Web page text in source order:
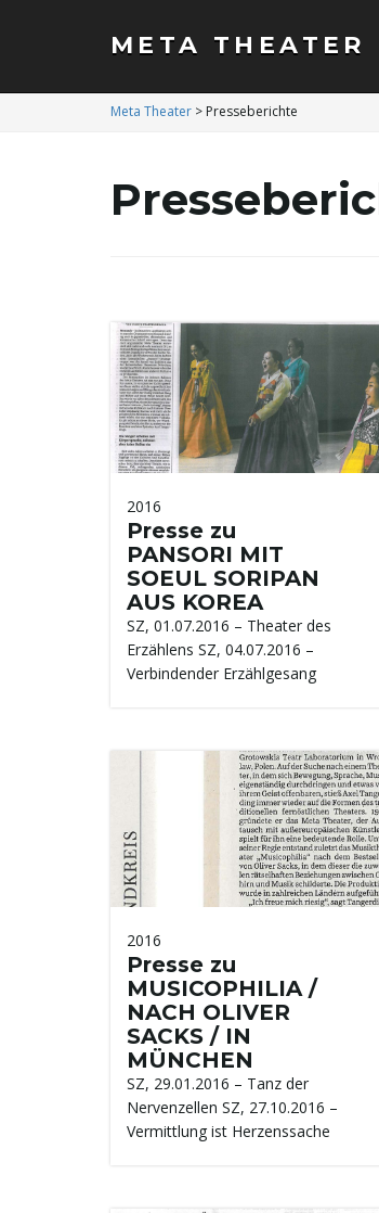
META THEATER
Meta Theater > Presseberichte
2016
Presse zu
PANSORI MIT
SOEUL SORIPAN
AUS KOREA
SZ, 01.07.2016 – Theater des
Erzählens SZ, 04.07.2016 –
Verbindender Erzählgesang
2016
Presse zu
MUSICOPHILIA /
NACH OLIVER
SACKS / IN
MÜNCHEN
SZ, 29.01.2016 – Tanz der
Nervenzellen SZ, 27.10.2016 –
Vermittlung ist Herzenssache